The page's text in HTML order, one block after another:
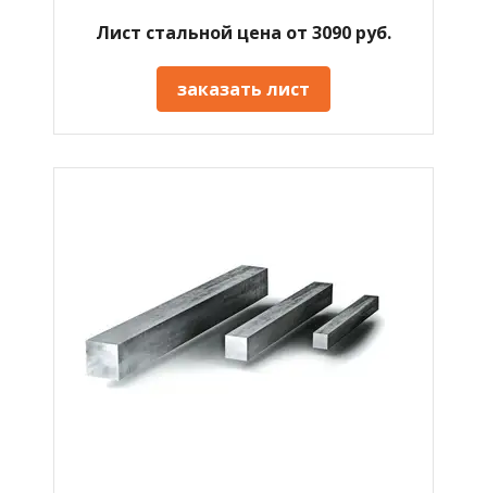
Лист стальной цена от 3090 руб.
заказать лист